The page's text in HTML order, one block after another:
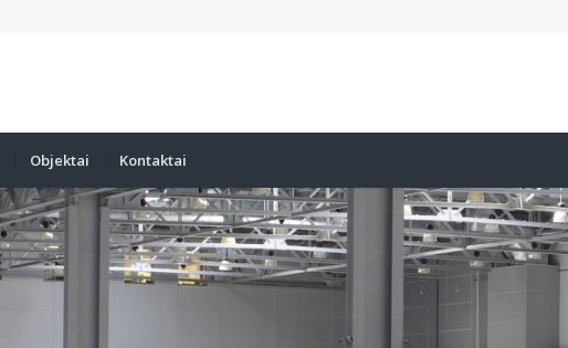
Objektai Kontaktai